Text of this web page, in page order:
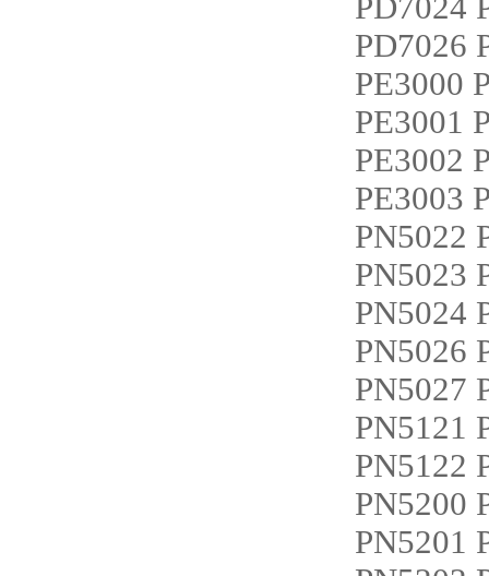
PD7024
PD7026
PE3000
PE3001
PE3002
PE3003
PN5022
PN5023
PN5122
PN5200
PN5201